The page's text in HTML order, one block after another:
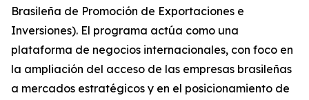
Brasileña de Promoción de Exportaciones e
Inversiones). El programa actúa como una
plataforma de negocios internacionales, con foco en
la ampliación del acceso de las empresas brasileñas
a mercados estratégicos y en el posicionamiento de